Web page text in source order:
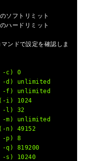
ソフトリミット
ハードリミット
ンドで設定を確認しま
0
unlimited
-l) 32
unlimited
8
q) 819200